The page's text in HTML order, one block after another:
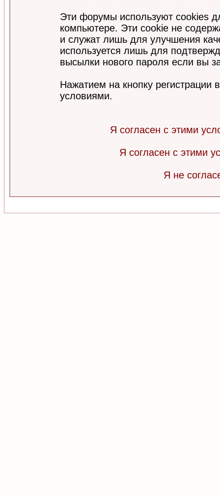
Эти форумы используют cookies
компьютере. Эти cookie не
и служат лишь для улучшения
используется лишь для
высылки нового пароля если вы
Нажатием на кнопку регистрации
условиями.
Я согласен с этими
Я согласен с этими
Я не